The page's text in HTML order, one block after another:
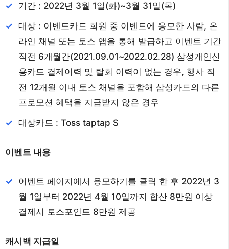
기간 : 2022년 3월 1일(화)~3월 31일(목)
대상 : 이벤트카드 회원 중 이벤트에 응모한 사람, 온
라인 채널 또는 토스 앱을 통해 발급하고 이벤트 기간
직전 6개월간(2021.09.01~2022.02.28) 삼성개인신
용카드 결제이력 및 탈회 이력이 없는 경우, 행사 직
전 12개월 이내 토스 채널을 포함해 삼성카드의 다른
프로모션 혜택을 지급받지 않은 경우
대상카드 : Toss taptap S
이벤트 내용
이벤트 페이지에서 응모하기를 클릭 한 후 2022년 3
월 1일부터 2022년 4월 10일까지 합산 8만원 이상
결제시 토스포인트 8만원 제공
캐시백 지급일